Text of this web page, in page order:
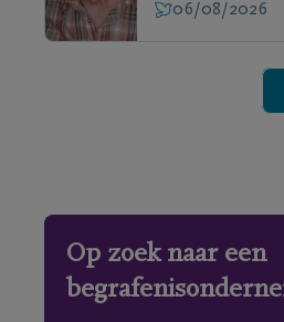
06/08/2026
Op zoek naar een